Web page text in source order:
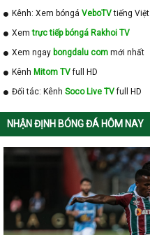
Kênh: Xem bóngá VeboTVtiếng Việt
Xemtrực tiếp bóngá Rakhoi TV
Xem ngay bongdalu com mới nhất
Kênh Mitom TVfull HD
Đối tác: Kênh Soco Live TVfull HD
NHẬN ĐỊNH BÓNG ĐÁ HÔM NAY